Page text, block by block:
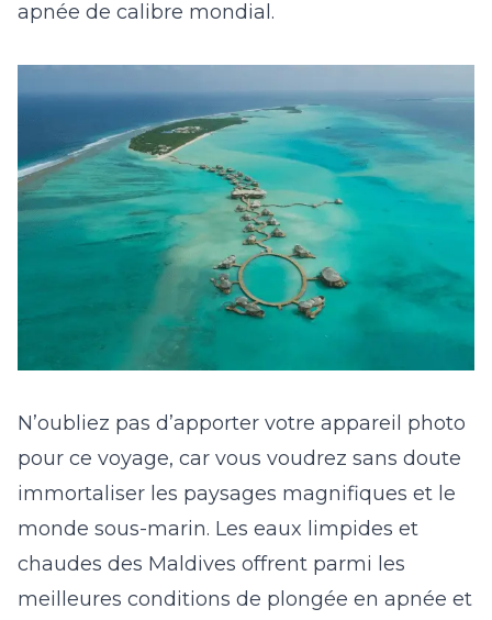
apnée de calibre mondial.
N’oubliez pas d’apporter votre appareil photo
pour ce voyage, car vous voudrez sans doute
immortaliser les paysages magnifiques et le
monde sous-marin. Les eaux limpides et
chaudes des Maldives offrent parmi les
meilleures conditions de plongée en apnée et